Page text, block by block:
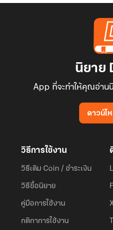
นิยาย
App ที่จะทำให้คุณอ่าน
ดาวน์โ
วิธีการใช้งาน
วิธีเติม Coin / ชำระเงิน
วิธีซื้อนิยาย
คู่มือการใช้งาน
กติกาการใช้งาน